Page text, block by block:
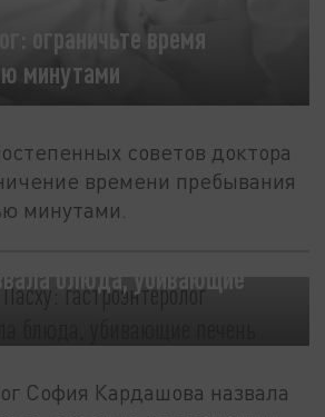
ограничьте время
минутами
советов доктора
времени пребывания
минутами.
блюда, убивающие
София Кардашова назвала